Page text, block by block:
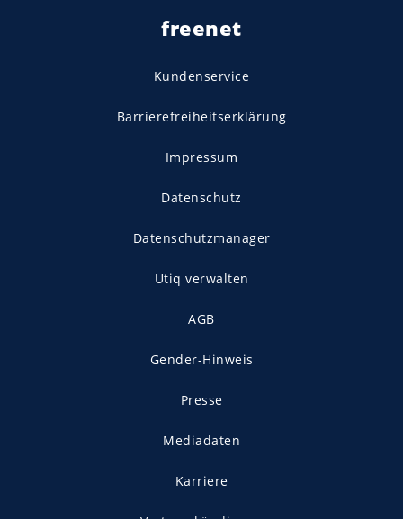
freenet
Kundenservice
Barrierefreiheitserklärung
Impressum
Datenschutz
Datenschutzmanager
Utiq verwalten
AGB
Gender-Hinweis
Presse
Mediadaten
Karriere